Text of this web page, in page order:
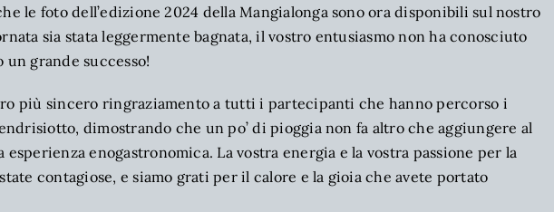
le foto dell’edizione 2024 della Mangialonga sono ora disponibili sul nostro
sia stata leggermente bagnata, il vostro entusiasmo non ha conosciuto
un grande successo!
più sincero ringraziamento a tutti i partecipanti che hanno percorso i
dimostrando che un po’ di pioggia non fa altro che aggiungere al
enogastronomica. La vostra energia e la vostra passione per la
contagiose, e siamo grati per il calore e la gioia che avete portato